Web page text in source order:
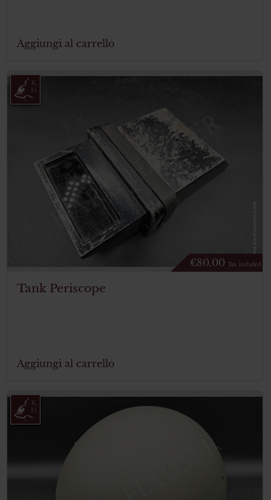
Aggiungi al carrello
€80.00 Tax. included
Tank Periscope
Aggiungi al carrello